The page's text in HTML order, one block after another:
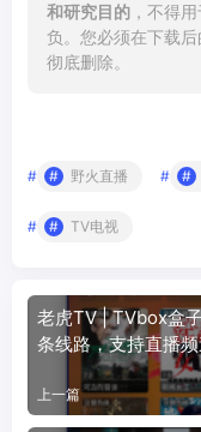
和研究目的 ，不得
负。您必须在下载
彻底删除。
# 野火直播 #
# TV电视
老虎TV | TVbox盒
条线路，支持直播
上一篇